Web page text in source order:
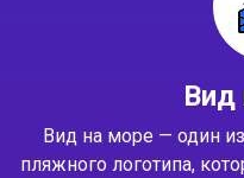
Вид
Вид на море — один
пляжного логотипа,